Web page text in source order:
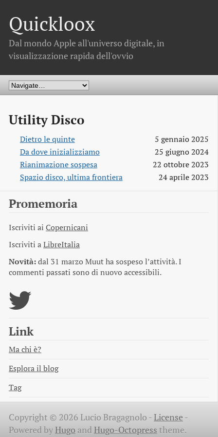
Quickloox
Dal mondo Apple all'universo digitale, in
visualizzazione rapida dell'ovvio
Utility Disco
Dietro le quinte
5 gennaio 2025
Da dove inizializziamo
25 giugno 2024
Rianimazione sospesa
22 ottobre 2023
Spazio disco, ultima frontiera
24 aprile 2023
Promemoria
Iscriviti ai Copernicani
Iscriviti aLibreItalia
Novità:dal 31 marzo Muut ha sospeso l’attività. I
commenti passati sono di nuovo accessibili.
Link
Ma chi è?
Esplora il blog
Tag
Copyright © 2026 Lucio Bragagnolo -License -
Powered byHugo and Hugo-Octopress theme.